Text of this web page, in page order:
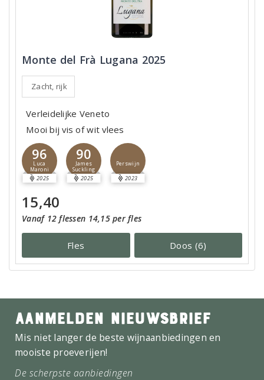
Monte del Frà Lugana 2025
Zacht, rijk
Verleidelijke Veneto
Mooi bij vis of wit vlees
96
Luca
Maroni
2025
90
James
Suckling
2025
Perswijn
2023
15,40
Vanaf 12 flessen 14,15 per fles
Fles Doos (6)
AANMELDEN NIEUWSBRIEF
Mis niet langer de beste wijnaanbiedingen en
mooiste proeverijen!
De scherpste aanbiedingen